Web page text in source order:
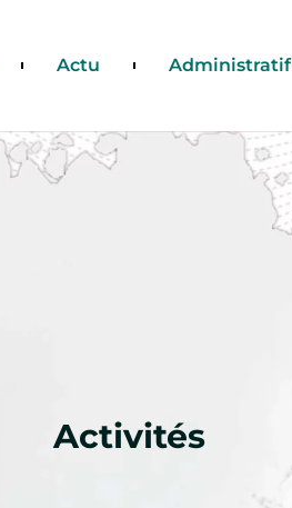
Actu Administratif
Activités